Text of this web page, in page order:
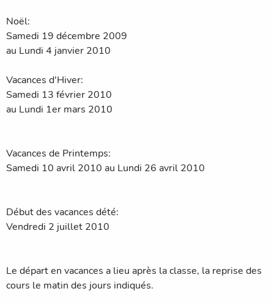
Noël:
Samedi 19 décembre 2009
au Lundi 4 janvier 2010
Vacances d'Hiver:
Samedi 13 février 2010
au Lundi 1er mars 2010
Vacances de Printemps:
Samedi 10 avril 2010 au Lundi 26 avril 2010
Début des vacances dété:
Vendredi 2 juillet 2010
Le départ en vacances a lieu après la classe, la reprise des
cours le matin des jours indiqués.